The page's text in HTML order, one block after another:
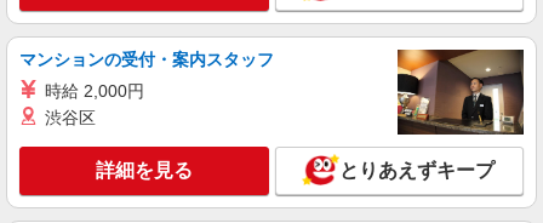
6か月・時給1550円〜 ★交通費別途支給（規定あ
り） ゜+゜・。○。・゜+゜・。○。・゜+゜ 入社
祝い金10万円支給(規定有) お友達を紹介頂くと, イ
愛知県名古屋市港区の家電量販店
キープ 詳細を見る
紹介予定派遣
株式会社シエロ
【ドコモ】の店舗スタッフ
マンションの受付・案内スタッフ
時給 2,000円
渋谷区
詳細を見る とりあえずキープ